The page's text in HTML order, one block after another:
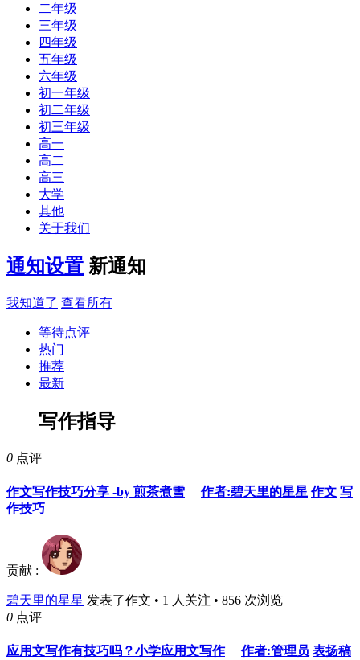
二年级
三年级
四年级
五年级
六年级
初一年级
初二年级
初三年级
高一
高二
高三
大学
其他
关于我们
通知设置 新通知
我知道了 查看所有
等待点评
热门
推荐
最新
写作指导
0 点评
作文写作技巧分享 -by 煎茶煮雪 作者:碧天里的星星 作文 写
作技巧
贡献 :
碧天里的星星 发表了作文 • 1 人关注 • 856 次浏览
0 点评
应用文写作有技巧吗？小学应用文写作 作者:管理员 表扬稿